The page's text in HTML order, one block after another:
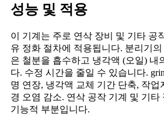
성능 및 적용
이 기계는 주로 연삭 장비 및 기타 공
유 정화 절차에 적용됩니다. 분리기
은 철분을 흡수하고 냉각액 (오일) 내
다. 수정 시간을 줄일 수 있습니다.
명 연장, 냉각액 교체 기간 단축, 작업
경 오염 감소. 연삭 공작 기계 및 기타
기능적 부분입니다.